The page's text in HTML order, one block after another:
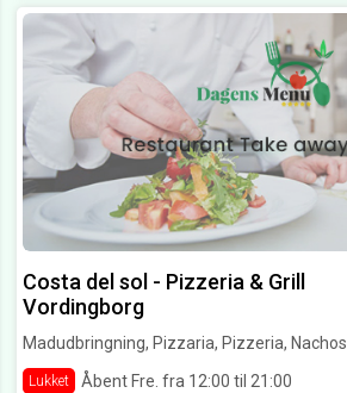
Costa del sol - Pizzeria & Grill
Vordingborg
Madudbringning, Pizzaria, Pizzeria, Nachos
Lukket Åbent Fre. fra 12:00 til 21:00